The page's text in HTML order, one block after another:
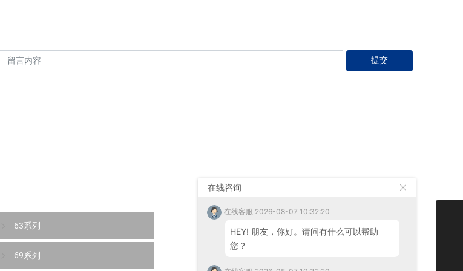
提交
13757689898
63系列
69系列
Email:tzsmxzc@163.com
13757689898
Wechat：13056819933
在线咨询
在线客服 2026-08-07 10:32:20
HEY! 朋友，你好。请问有什么可以帮助
您？